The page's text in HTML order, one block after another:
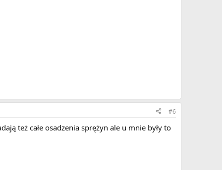
#6
też całe osadzenia sprężyn ale u mnie były to